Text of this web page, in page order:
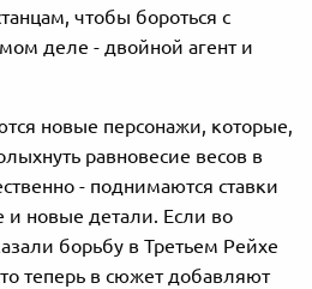
чтобы бороться с
деле - двойной агент и
новые персонажи, которые,
равновесие весов в
- поднимаются ставки
новые детали. Если во
борьбу в Третьем Рейхе
теперь в сюжет добавляют